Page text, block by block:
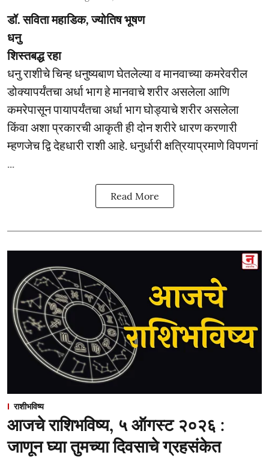
डॉ. सविता महाडिक, ज्योतिष भूषण
धनु
शिस्तबद्ध रहा
धनु राशीचे चिन्ह धनुष्यबाण घेतलेल्या व मानवाच्या कमरेवरील
डोक्यापर्यंतचा अर्धा भाग हे मानवाचे शरीर असलेला आणि
कमरेपासून पायापर्यंतचा अर्धा भाग घोड्याचे शरीर असलेला
किंवा अशा प्रकारची आकृती ही दोन शरीरे धारण करणारी
म्हणजेच द्वि देहधारी राशी आहे. धनुर्धारी क्षत्रियाप्रमाणे विपणनां
...
Read More
राशीभविष्य
आजचे राशिभविष्य, ५ ऑगस्ट २०२६ :
जाणून घ्या तुमच्या दिवसाचे ग्रहसंकेत